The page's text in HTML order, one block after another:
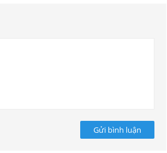
Gửi bình luận